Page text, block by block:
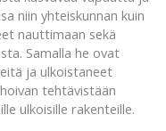
niin yhteiskunnan kuin
nauttimaan sekä
Samalla he ovat
ja ulkoistaneet
tehtävistään
ulkoisille rakenteille.